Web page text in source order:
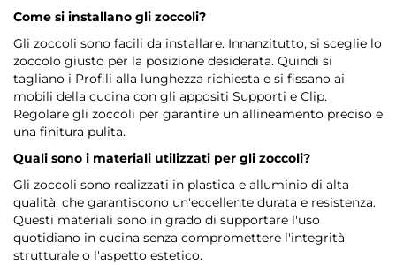
Come si installano gli zoccoli?
Gli zoccoli sono facili da installare. Innanzitutto, si sceglie lo
zoccolo giusto per la posizione desiderata. Quindi si
tagliano i Profili alla lunghezza richiesta e si fissano ai
mobili della cucina con gli appositi Supporti e Clip.
Regolare gli zoccoli per garantire un allineamento preciso e
una finitura pulita.
Quali sono i materiali utilizzati per gli zoccoli?
Gli zoccoli sono realizzati in plastica e alluminio di alta
qualità, che garantiscono un'eccellente durata e resistenza.
Questi materiali sono in grado di supportare l'uso
quotidiano in cucina senza compromettere l'integrità
strutturale o l'aspetto estetico.